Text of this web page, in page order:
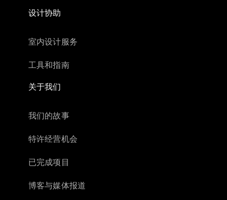
设计协助
室内设计服务
工具和指南
关于我们
我们的故事
特许经营机会
已完成项目
博客与媒体报道